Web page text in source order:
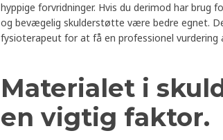
hyppige forvridninger. Hvis du derimod har
og bevægelig skulderstøtte være bedre egnet.
fysioterapeut for at få en professionel vurdering
Materialet i
en vigtig faktor.